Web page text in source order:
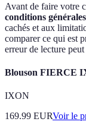
Avant de faire votre
conditions générales
cachés et aux
comparer ce qui est
erreur de lecture
Blouson FIERCE
IXON
169.99 EURVoir le